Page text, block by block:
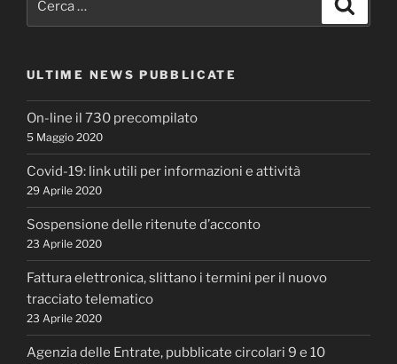
ULTIME NEWS PUBBLICATE
On-line il 730 precompilato
5 Maggio 2020
Covid-19: link utili per informazioni e attività
29 Aprile 2020
Sospensione delle ritenute d’acconto
23 Aprile 2020
Fattura elettronica, slittano i termini per il nuovo
tracciato telematico
23 Aprile 2020
Agenzia delle Entrate, pubblicate circolari 9 e 10